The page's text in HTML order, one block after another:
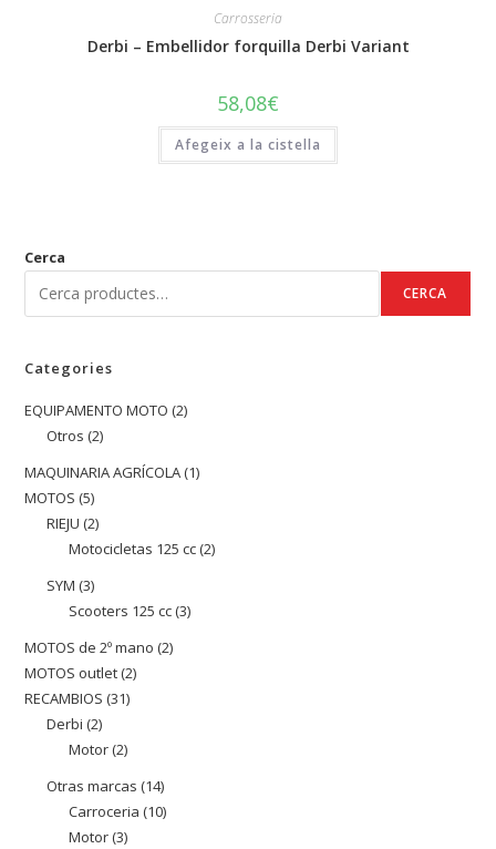
Carrosseria
Derbi – Embellidor forquilla Derbi Variant
58,08€
Afegeix a la cistella
Cerca
CERCA
Categories
EQUIPAMENTO MOTO 22
Otros 22
productes
MAQUINARIA AGRÍCOLA 11
MOTOS 55
productes
RIEJU 22
productes
Motocicletas 125 cc 22
SYM 33
productes
Scooters 125 cc 33
MOTOS de 2º mano 22
MOTOS outlet 22
RECAMBIOS 3131
Derbi 22
productes
Motor 22
productes
Otras marcas 1414
productes
Carroceria 1010
Motor 33